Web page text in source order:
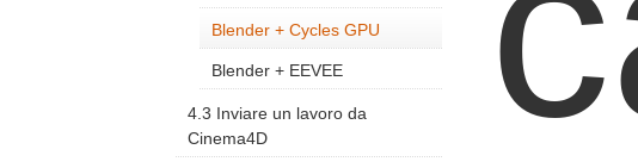
Blender + Cycles GPU
Blender + EEVEE
4.3 Inviare un lavoro da
Cinema4D